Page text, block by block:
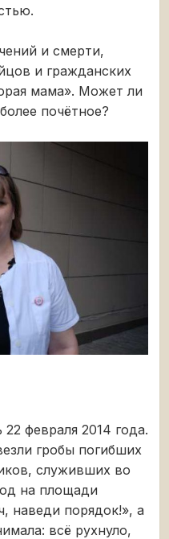
и смерти,
и гражданских
мама». Может ли
почётное?
февраля 2014 года.
гробы погибших
служивших во
на площади
наведи порядок!», а
всё рухнуло,